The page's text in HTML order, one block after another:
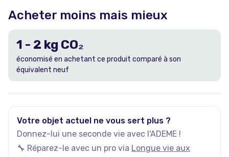
Acheter moins mais mieux
1 - 2 kg CO₂
économisé en achetant ce produit comparé à son
équivalent neuf
Votre objet actuel ne vous sert plus ?
Donnez-lui une seconde vie avec l'ADEME !
🔧 Réparez-le avec un pro via Longue vie aux